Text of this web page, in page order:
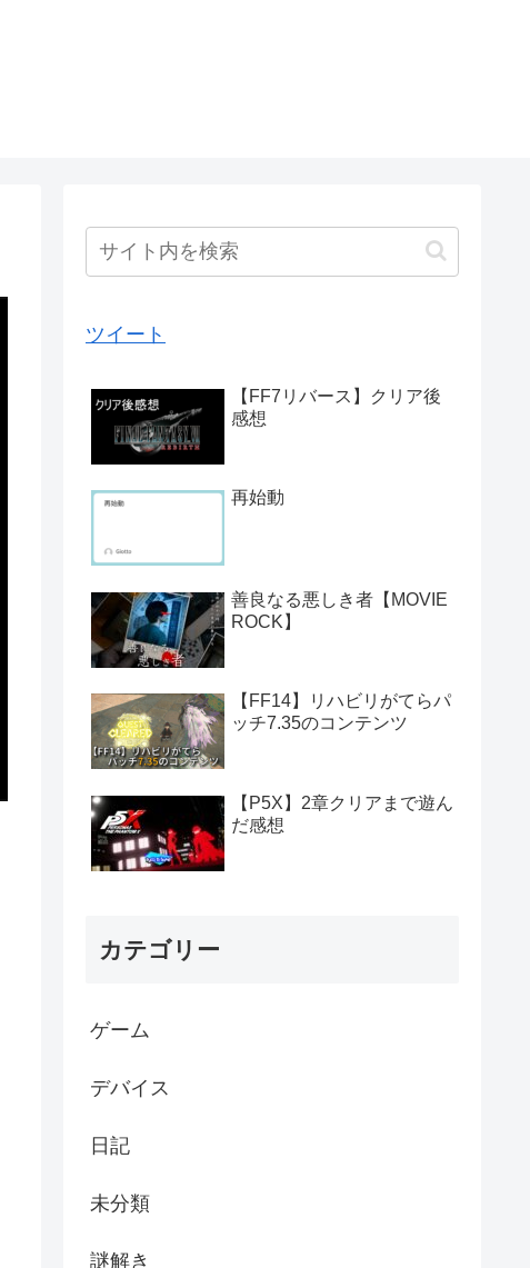
ツイート
【FF7リバース】クリア後
感想
再始動
善良なる悪しき者【MOVIE
ROCK】
【FF14】リハビリがてらパ
ッチ7.35のコンテンツ
【P5X】2章クリアまで遊ん
だ感想
カテゴリー
ゲーム
デバイス
日記
未分類
謎解き